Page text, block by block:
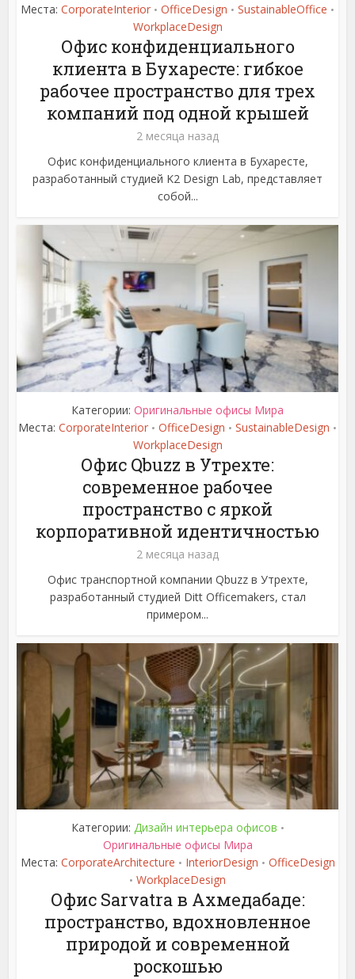
Места: CorporateInterior • OfficeDesign • SustainableOffice •
WorkplaceDesign
Офис конфиденциального
клиента в Бухаресте: гибкое
рабочее пространство для трех
компаний под одной крышей
2 месяца назад
Офис конфиденциального клиента в Бухаресте,
разработанный студией K2 Design Lab, представляет
собой...
Категории: Оригинальные офисы Мира
Места: CorporateInterior • OfficeDesign • SustainableDesign •
WorkplaceDesign
Офис Qbuzz в Утрехте:
современное рабочее
пространство с яркой
корпоративной идентичностью
2 месяца назад
Офис транспортной компании Qbuzz в Утрехте,
разработанный студией Ditt Officemakers, стал
примером...
Категории: Дизайн интерьера офисов •
Оригинальные офисы Мира
Места: CorporateArchitecture • InteriorDesign • OfficeDesign
• WorkplaceDesign
Офис Sarvatra в Ахмедабаде:
пространство, вдохновленное
природой и современной
роскошью